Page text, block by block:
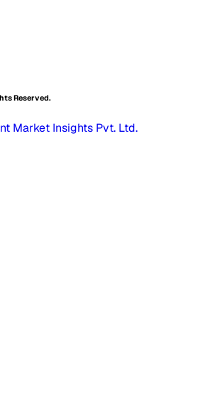
Reserved.
Market Insights Pvt. Ltd.